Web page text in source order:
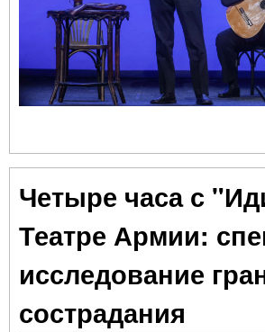
Четыре часа с
Театре Армии:
исследование
сострадания